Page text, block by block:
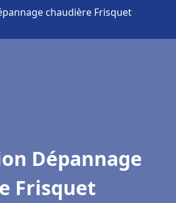
chaudière Frisquet
Dépannage
Frisquet